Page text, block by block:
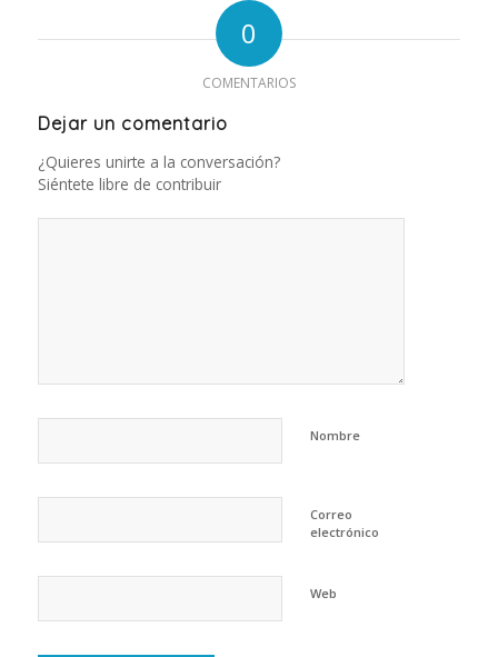
0
COMENTARIOS
Dejar un comentario
¿Quieres unirte a la conversación?
Siéntete libre de contribuir
Nombre
Correo
electrónico
Web